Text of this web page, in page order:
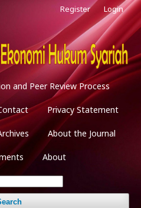
and Peer Review Process
Privacy Statement
About the Journal
About
Register Login